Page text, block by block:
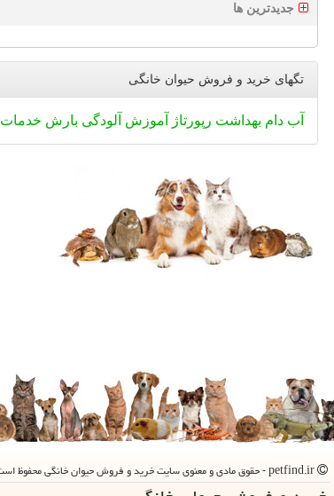
جدیدترین ها
تگهای خرید و فروش حیوان خانگی
آب دام بهداشت رپورتاژ آموزش آلودگی بارش خدمات